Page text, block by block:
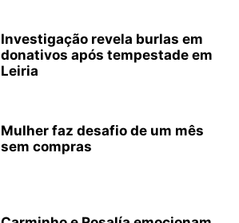
Investigação revela burlas em
donativos após tempestade em
Leiria
Mulher faz desafio de um mês
sem compras